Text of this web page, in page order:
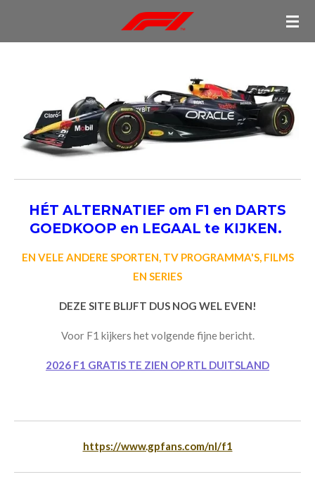
HÉT ALTERNATIEF om F1 en DARTS
GOEDKOOP en LEGAAL te KIJKEN.
EN VELE ANDERE SPORTEN, TV PROGRAMMA'S, FILMS
EN SERIES
DEZE SITE BLIJFT DUS NOG WEL EVEN!
Voor F1 kijkers het volgende fijne bericht.
2026 F1 GRATIS TE ZIEN OP RTL DUITSLAND
https://www.gpfans.com/nl/f1